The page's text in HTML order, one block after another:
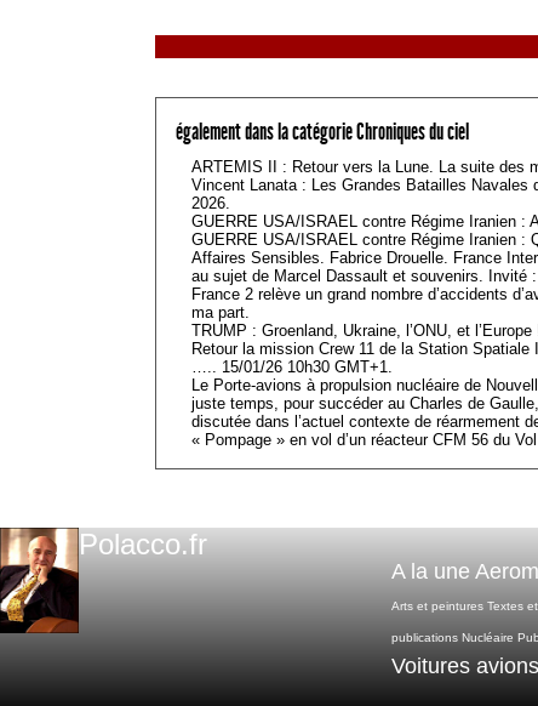
également dans la catégorie Chroniques du ciel
ARTEMIS II : Retour vers la Lune. La suite des
Vincent Lanata : Les Grandes Batailles Navales
2026.
GUERRE USA/ISRAEL contre Régime Iranien :
GUERRE USA/ISRAEL contre Régime Iranien :
Affaires Sensibles. Fabrice Drouelle. France
au sujet de Marcel Dassault et souvenirs. Invité
France 2 relève un grand nombre d’accidents
ma part.
TRUMP : Groenland, Ukraine, l’ONU, et
Retour la mission Crew 11 de la Station
….. 15/01/26 10h30 GMT+1.
Le Porte-avions à propulsion nucléaire de
juste temps, pour succéder au Charles de
discutée dans l’actuel contexte de réarmement
« Pompage » en vol d’un réacteur CFM 56 du
Polacco.fr
A la une
Arts et peintures Textes
publications Nucléaire
Voitures avions